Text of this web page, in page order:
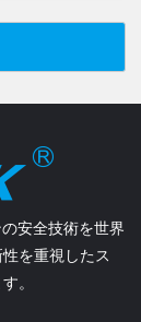
安全技術を世界
を重視したス
。